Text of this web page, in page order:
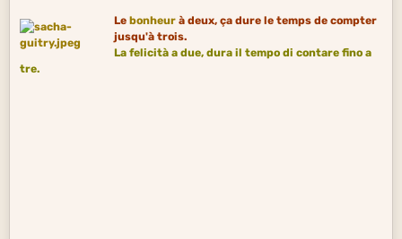
Le bonheurà deux, ça dure le temps de compter
jusqu'à trois.
La felicità a due, dura il tempo di contare fino a
tre.